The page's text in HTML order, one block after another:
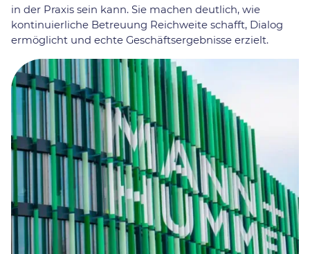
in der Praxis sein kann. Sie machen deutlich, wie
kontinuierliche Betreuung Reichweite schafft, Dialog
ermöglicht und echte Geschäftsergebnisse erzielt.